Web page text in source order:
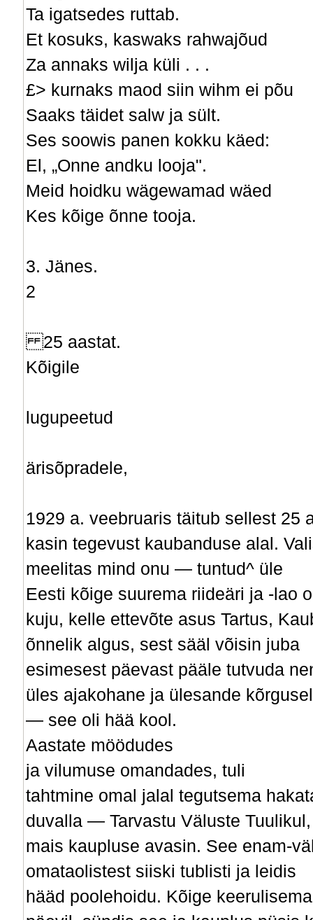
Ta igatsedes ruttab.
Et kosuks, kaswaks rahwajõud
Za annaks wilja küli . . .
£> kurnaks maod siin wihm ei põu
Saaks täidet salw ja sült.
Ses soowis panen kokku käed:
El, „Onne andku looja".
Meid hoidku wägewamad wäed
Kes kõige õnne tooja.
3. Jänes.
2
25 aastat.
Kõigile
lugupeetud
ärisõpradele,
1929 a. veebruaris täitub sellest 25
kasin tegevust kaubanduse alal.
meelitas mind onu — tuntud^ üle
Eesti kõige suurema riideäri ja -lao
kuju, kelle ettevõte asus Tartus,
õnnelik algus, sest sääl võisin juba
esimesest päevast pääle tutvuda
üles ajakohane ja ülesande
— see oli hää kool.
Aastate möödudes
ja vilumuse omandades, tuli
tahtmine omal jalal tegutsema
duvalla — Tarvastu Väluste
mais kaupluse avasin. See enam-
omataolistest siiski tublisti ja leidis
hääd poolehoidu. Kõige